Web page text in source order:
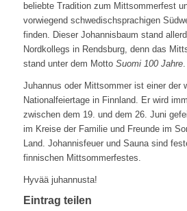
beliebte Tradition zum Mittsommerfest
vorwiegend schwedischsprachigen
finden. Dieser Johannisbaum stand
Nordkollegs in Rendsburg, denn das
stand unter dem Motto Suomi 100 Jahre.
Juhannus oder Mittsommer ist einer der
Nationalfeiertage in Finnland. Er wird
zwischen dem 19. und dem 26. Juni
im Kreise der Familie und Freunde im
Land. Johannisfeuer und Sauna sind
finnischen Mittsommerfestes.
Hyvää juhannusta!
Eintrag teilen